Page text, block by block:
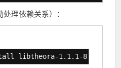
理依赖关系）：
libtheora-1.1.1-